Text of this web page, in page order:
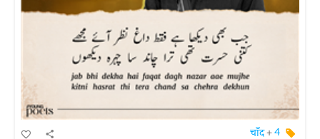
चाँद+4